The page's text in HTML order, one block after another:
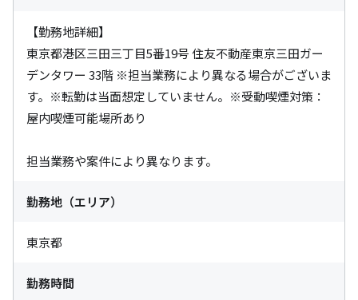
【勤務地詳細】
東京都港区三田三丁目5番19号 住友不動産東京三田ガー
デンタワー 33階 ※担当業務により異なる場合がございま
す。※転勤は当面想定していません。※受動喫煙対策：
屋内喫煙可能場所あり
担当業務や案件により異なります。
勤務地（エリア）
東京都
勤務時間